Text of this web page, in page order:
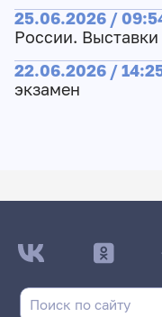
25.06.2026 /
России.
22.06.2026 /
экзамен